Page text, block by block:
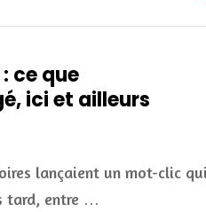
ce que
ici et ailleurs
lançaient un mot-clic
tard, entre …